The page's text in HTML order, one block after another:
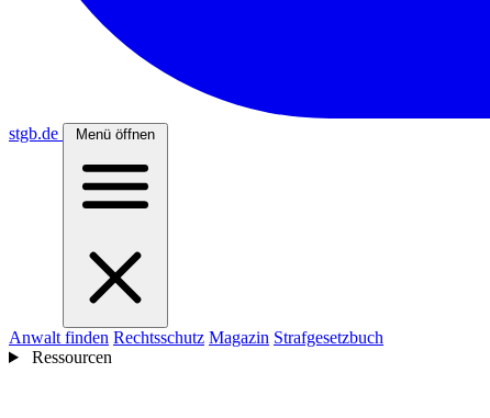
stgb.de Menü öffnen
Anwalt finden Rechtsschutz Magazin Strafgesetzbuch
Ressourcen